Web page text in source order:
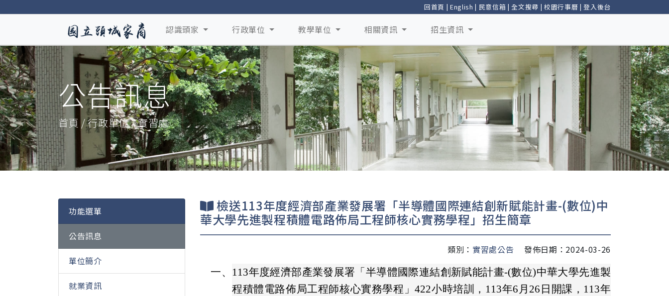
回首頁 | English | 民意信箱 |全文搜尋 | 校園行事曆 |登入後台
認識頭家 行政單位 教學單位 相關資訊 招生資訊
公告訊息
首頁 / 行政單位 / 實習處
功能選單
公告訊息
單位簡介
就業資訊
檢送113年度經濟部產業發展署「半導體國際連結創新賦能計畫-(數位)中
華大學先進製程積體電路佈局工程師核心實務學程」招生簡章
類別： 實習處公告
發佈日期：2024-03-26
一、 113年度經濟部產業發展署「半導體國際連結創新賦能計畫-(數位)中華大學先進製
程積體電路佈局工程師核心實務學程」422小時培訓，113年6月26日開課，113年